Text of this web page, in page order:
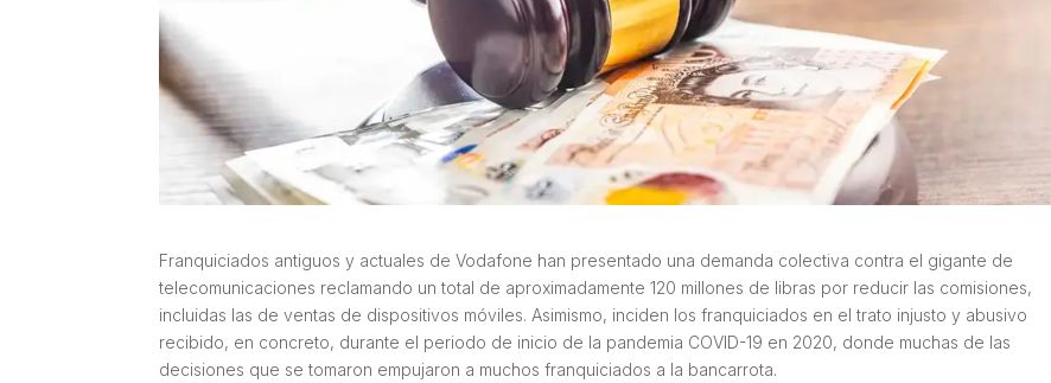
Franquiciados antiguos y actuales de Vodafone han presentado una demanda colectiva contra el gigante de
telecomunicaciones reclamando un total de aproximadamente 120 millones de libras por reducir las comisiones,
incluidas las de ventas de dispositivos móviles. Asimismo, inciden los franquiciados en el trato injusto y abusivo
recibido, en concreto, durante el periodo de inicio de la pandemia COVID-19 en 2020, donde muchas de las
decisiones que se tomaron empujaron a muchos franquiciados a la bancarrota.